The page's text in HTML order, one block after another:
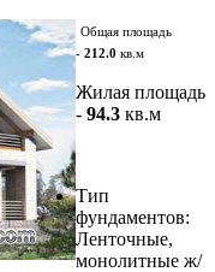
Общая площадь
- 212.0 кв.м
Жилая площадь
- 94.3 кв.м
Тип
фундаментов:
Ленточные,
монолитные ж/